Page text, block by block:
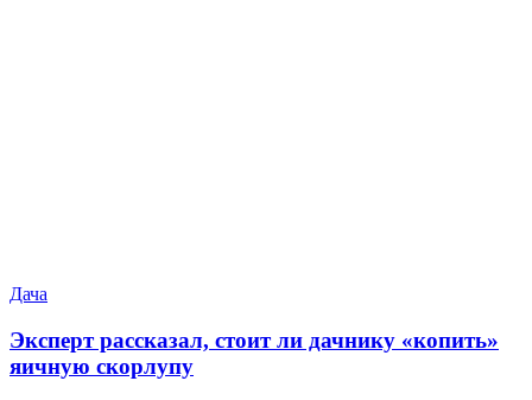
Дача
Эксперт рассказал, стоит ли дачнику «копить»
яичную скорлупу